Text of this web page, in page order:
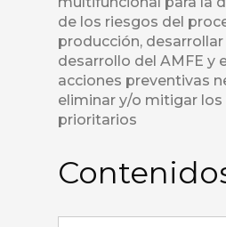
de los riesgos del
producción,
desarrollo del AMFE y
acciones preventivas
eliminar y/o mitigar los
prioritarios